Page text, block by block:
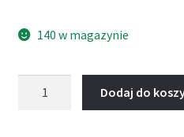
140 w magazynie
Dodaj do